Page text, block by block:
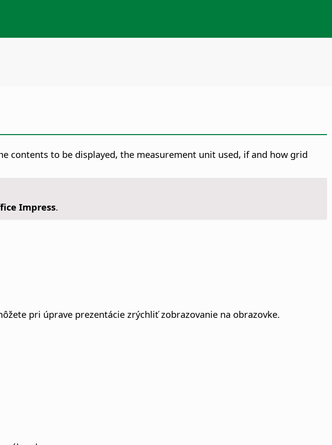
contents to be displayed, the measurement unit used, if and how grid
Impress.
pri úprave prezentácie zrýchliť zobrazovanie na obrazovke.